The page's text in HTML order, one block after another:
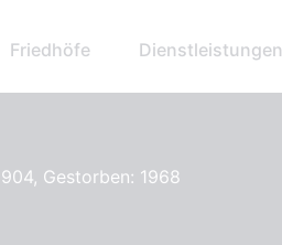
Friedhöfe Dienstleistungen
Gestorben: 1968